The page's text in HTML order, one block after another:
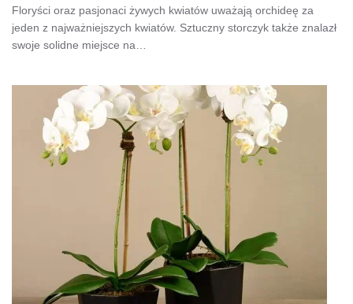
Floryści oraz pasjonaci żywych kwiatów uważają orchideę za
jeden z najważniejszych kwiatów. Sztuczny storczyk także znalazł
swoje solidne miejsce na…